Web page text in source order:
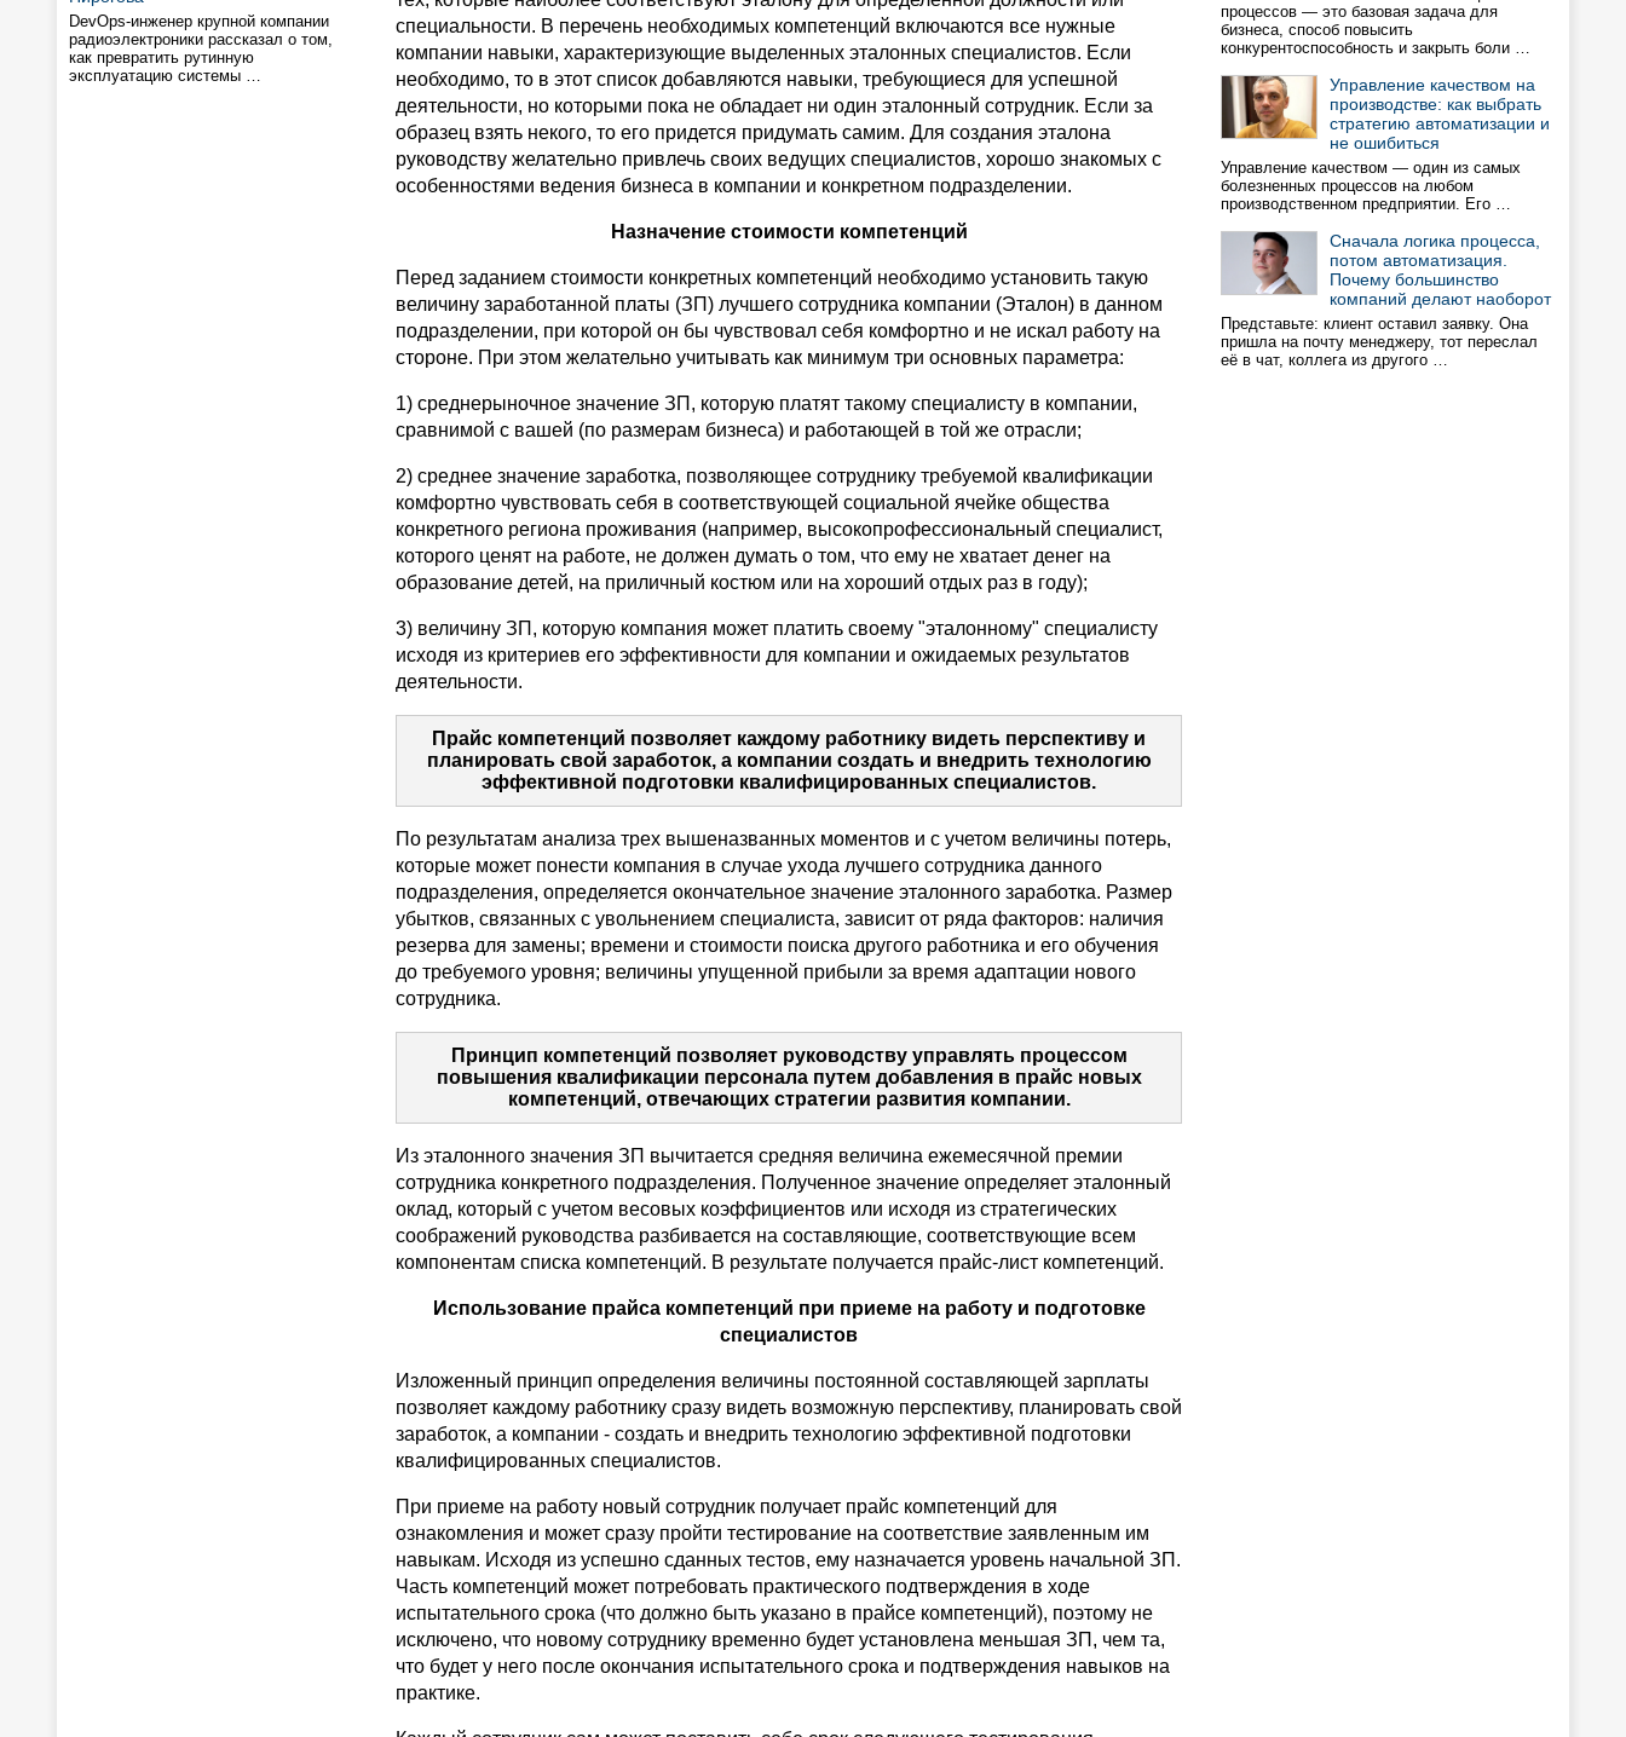
DevOps-инженер крупной компании
радиоэлектроники рассказал о том,
как превратить рутинную
эксплуатацию системы …
специальности. В перечень необходимых компетенций включаются все нужные
компании навыки, характеризующие выделенных эталонных специалистов. Если
необходимо, то в этот список добавляются навыки, требующиеся для успешной
деятельности, но которыми пока не обладает ни один эталонный сотрудник. Если за
образец взять некого, то его придется придумать самим. Для создания эталона
руководству желательно привлечь своих ведущих специалистов, хорошо знакомых с
особенностями ведения бизнеса в компании и конкретном подразделении.
Назначение стоимости компетенций
Перед заданием стоимости конкретных компетенций необходимо установить такую
величину заработанной платы (ЗП) лучшего сотрудника компании (Эталон) в данном
подразделении, при которой он бы чувствовал себя комфортно и не искал работу на
стороне. При этом желательно учитывать как минимум три основных параметра:
1) среднерыночное значение ЗП, которую платят такому специалисту в компании,
сравнимой с вашей (по размерам бизнеса) и работающей в той же отрасли;
2) среднее значение заработка, позволяющее сотруднику требуемой квалификации
комфортно чувствовать себя в соответствующей социальной ячейке общества
конкретного региона проживания (например, высокопрофессиональный специалист,
которого ценят на работе, не должен думать о том, что ему не хватает денег на
образование детей, на приличный костюм или на хороший отдых раз в году);
3) величину ЗП, которую компания может платить своему "эталонному" специалисту
исходя из критериев его эффективности для компании и ожидаемых результатов
деятельности.
Прайс компетенций позволяет каждому работнику видеть перспективу и
планировать свой заработок, а компании создать и внедрить технологию
эффективной подготовки квалифицированных специалистов.
По результатам анализа трех вышеназванных моментов и с учетом величины потерь,
которые может понести компания в случае ухода лучшего сотрудника данного
подразделения, определяется окончательное значение эталонного заработка. Размер
убытков, связанных с увольнением специалиста, зависит от ряда факторов: наличия
резерва для замены; времени и стоимости поиска другого работника и его обучения
до требуемого уровня; величины упущенной прибыли за время адаптации нового
сотрудника.
Принцип компетенций позволяет руководству управлять процессом
повышения квалификации персонала путем добавления в прайс новых
компетенций, отвечающих стратегии развития компании.
Из эталонного значения ЗП вычитается средняя величина ежемесячной премии
сотрудника конкретного подразделения. Полученное значение определяет эталонный
оклад, который с учетом весовых коэффициентов или исходя из стратегических
соображений руководства разбивается на составляющие, соответствующие всем
компонентам списка компетенций. В результате получается прайс-лист компетенций.
Использование прайса компетенций при приеме на работу и подготовке
специалистов
Изложенный принцип определения величины постоянной составляющей зарплаты
позволяет каждому работнику сразу видеть возможную перспективу, планировать свой
заработок, а компании - создать и внедрить технологию эффективной подготовки
квалифицированных специалистов.
При приеме на работу новый сотрудник получает прайс компетенций для
ознакомления и может сразу пройти тестирование на соответствие заявленным им
навыкам. Исходя из успешно сданных тестов, ему назначается уровень начальной ЗП.
Часть компетенций может потребовать практического подтверждения в ходе
испытательного срока (что должно быть указано в прайсе компетенций), поэтому не
исключено, что новому сотруднику временно будет установлена меньшая ЗП, чем та,
что будет у него после окончания испытательного срока и подтверждения навыков на
практике.
процессов — это базовая задача для
бизнеса, способ повысить
конкурентоспособность и закрыть боли …
Управление качеством на
производстве: как выбрать
стратегию автоматизации и
не ошибиться
Управление качеством — один из самых
болезненных процессов на любом
производственном предприятии. Его …
Сначала логика процесса,
потом автоматизация.
Почему большинство
компаний делают наоборот
Представьте: клиент оставил заявку. Она
пришла на почту менеджеру, тот переслал
её в чат, коллега из другого …